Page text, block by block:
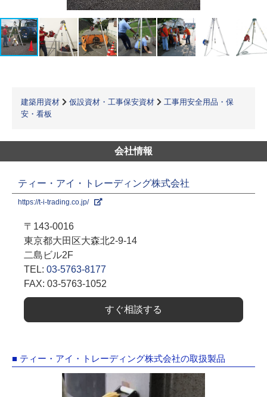
建築用資材 仮設資材・工事保安資材
工事用安全用品・保
安・看板
会社情報
ティー・アイ・トレーディング株式会社
https://t-i-trading.co.jp/
〒143-0016
東京都大田区大森北2-9-14
二島ビル2F
TEL: 03-5763-8177
FAX: 03-5763-1052
すぐ相談する
■ ティー・アイ・トレーディング株式会社の取扱製品